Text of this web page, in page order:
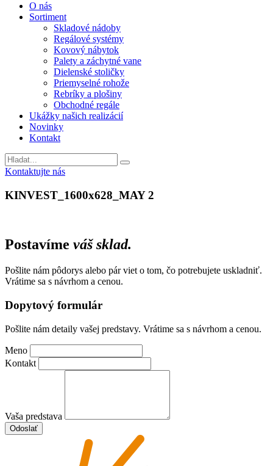
O nás
Sortiment
Skladové nádoby
Regálové systémy
Kovový nábytok
Palety a záchytné vane
Dielenské stoličky
Priemyselné rohože
Rebríky a plošiny
Obchodné regále
Ukážky našich realizácií
Novinky
Kontakt
Vyhladavanie
Kontaktujte nás
KINVEST_1600x628_MAY 2
Postavíme váš sklad.
Pošlite nám pôdorys alebo pár viet o tom, čo potrebujete uskladniť.
Vrátime sa s návrhom a cenou.
Dopytový formulár
Pošlite nám detaily vašej predstavy. Vrátime sa s návrhom a cenou.
Meno
Kontakt
Vaša predstava
Odoslať